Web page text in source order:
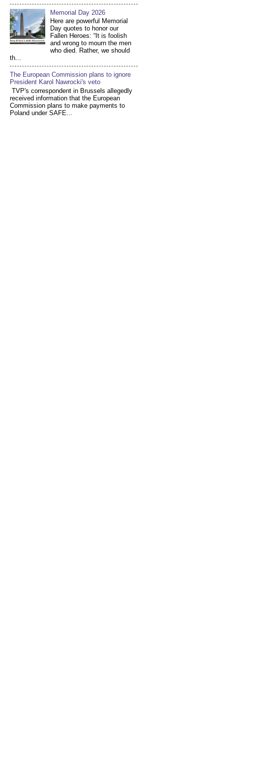
Memorial Day 2026
Here are powerful Memorial
Day quotes to honor our
Fallen Heroes: “It is foolish
and wrong to mourn the men
who died. Rather, we should
th...
The European Commission plans to ignore
President Karol Nawrocki's veto
TVP's correspondent in Brussels allegedly
received information that the European
Commission plans to make payments to
Poland under SAFE...